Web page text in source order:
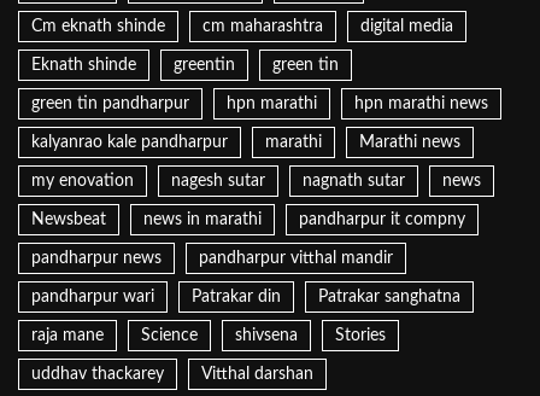
Cm eknath shinde cm maharashtra digital media
Eknath shinde greentin green tin
green tin pandharpur hpn marathi hpn marathi news
kalyanrao kale pandharpur marathi Marathi news
my enovation nagesh sutar nagnath sutar news
Newsbeat news in marathi pandharpur it compny
pandharpur news pandharpur vitthal mandir
pandharpur wari Patrakar din Patrakar sanghatna
raja mane Science shivsena Stories
uddhav thackarey Vitthal darshan